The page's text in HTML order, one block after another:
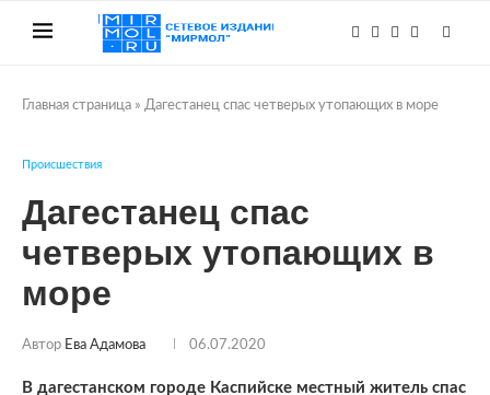
Главная страница » Дагестанец спас четверых утопающих в море
Происшествия
Дагестанец спас
четверых утопающих в
море
Автор Ева Адамова 06.07.2020
В дагестанском городе Каспийске местный житель спас